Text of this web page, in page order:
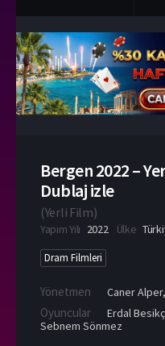
Bergen 2022 –
Dublaj izle
(Yerli Film)
Yapım Yılı 2022 Ülke
Dram Filmleri
Yönetmen Caner Alper,
Oyuncular Erdal
Sebnem Sönmez